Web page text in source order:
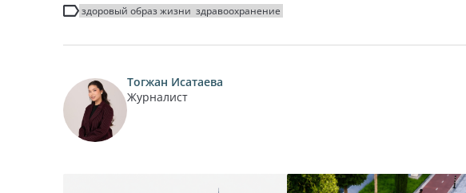
здоровый образ жизни здравоохранение
Тогжан Исатаева
Журналист